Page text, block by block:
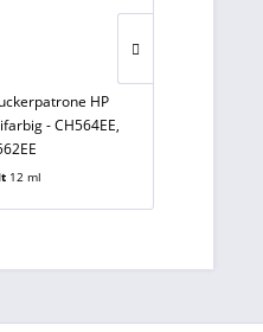
HP
- CH564EE,
12 ml